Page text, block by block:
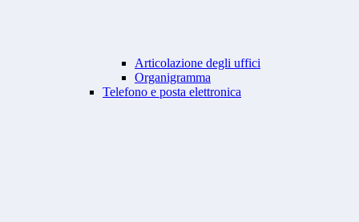
Articolazione degli uffici
Organigramma
Telefono e posta elettronica